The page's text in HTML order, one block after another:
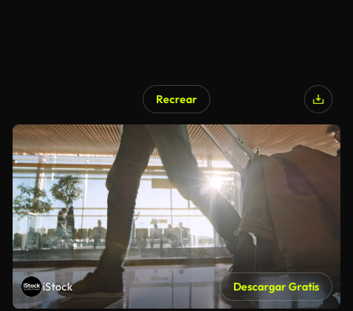
Recrear
iStock Descargar Gratis